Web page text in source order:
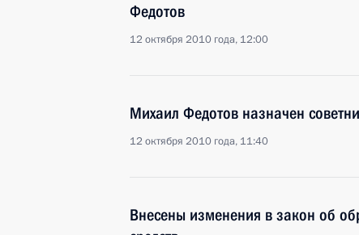
Федотов
12 октября 2010 года, 12:00
Михаил Федотов назначен
12 октября 2010 года, 11:40
Внесены изменения в закон об